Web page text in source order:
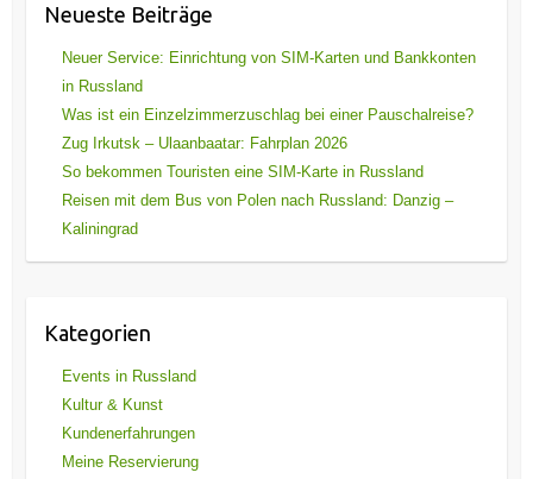
Neueste Beiträge
Neuer Service: Einrichtung von SIM-Karten und Bankkonten
in Russland
Was ist ein Einzelzimmerzuschlag bei einer Pauschalreise?
Zug Irkutsk – Ulaanbaatar: Fahrplan 2026
So bekommen Touristen eine SIM-Karte in Russland
Reisen mit dem Bus von Polen nach Russland: Danzig –
Kaliningrad
Kategorien
Events in Russland
Kultur & Kunst
Kundenerfahrungen
Meine Reservierung